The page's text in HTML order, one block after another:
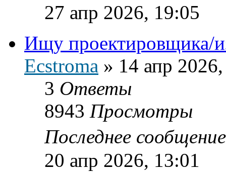
27 апр 2026, 19:05
Ищу проектировщика/
Ecstroma » 14 апр
3 Ответы
8943 Просмотры
Последнее
20 апр 2026, 13:01